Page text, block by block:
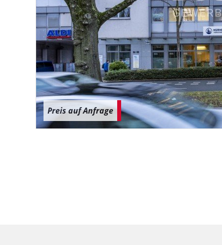
Preis auf Anfrage